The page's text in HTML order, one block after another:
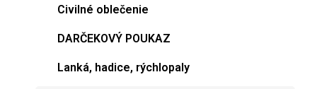
Civilné oblečenie
DARČEKOVÝ POUKAZ
Lanká, hadice, rýchlopaly